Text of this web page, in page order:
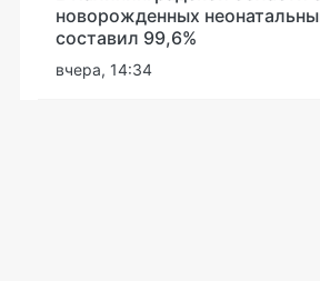
новорожденных
составил 99,6%
вчера, 14:34